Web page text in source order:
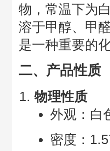
物，常温下为
溶于甲醇、甲
是一种重要的
二、产品性质
物理性质
外观：白
密度：